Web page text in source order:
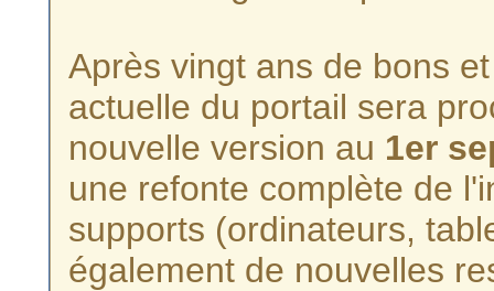
Après vingt ans de bons
actuelle du portail sera
nouvelle version au 1er
une refonte complète de
supports (ordinateurs,
également de nouvelles